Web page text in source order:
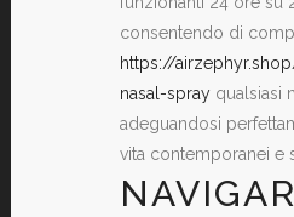
consentendo di
https://
nasal-spray qualsiasi
adeguandosi
vita contemporanei e